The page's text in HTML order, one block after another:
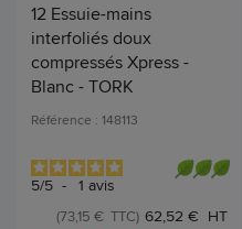
12 Essuie-mains
interfoliés doux
compressés Xpress -
Blanc - TORK
Référence : 148113
5/5 - 1 avis
62,52 € HT
(73,15 € TTC)